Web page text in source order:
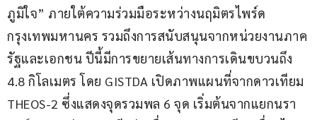
ภูมิใจ” ภายใต้ความร่วมมือระหว่างนฤมิตรไพร์ด
กรุงเทพมหานคร รวมถึงการสนับสนุนจากหน่วยงานภาค
รัฐและเอกชน ปีนี้มีการขยายเส้นทางการเดินขบวนถึง
4.8 กิโลเมตร โดย GISTDA เปิดภาพแผนที่จากดาวเทียม
THEOS-2 ซึ่งแสดงจุดรวมพล 6 จุด เริ่มต้นจากแยกนรา